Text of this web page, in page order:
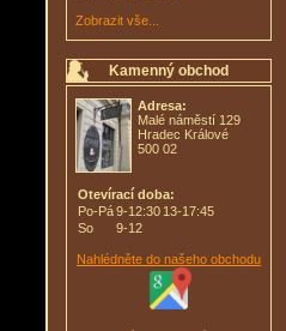
Zobrazit vše...
Kamenný obchod
Adresa:
Malé náměstí 129
Hradec Králové
500 02
Otevírací doba:
Po-Pá9-12:30 13-17:45
So
9-12
Nahlédněte do našeho obchodu